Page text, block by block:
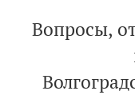
Вопросы,